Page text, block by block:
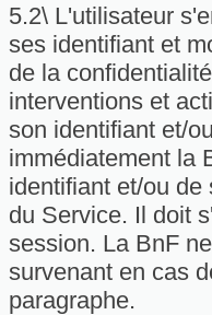
5.2\ L'utilisateur
ses identifiant et
de la
interventions et
son identifiant et/
immédiatement la
identifiant et/ou
du Service. Il doit
session. La BnF
survenant en cas
paragraphe.